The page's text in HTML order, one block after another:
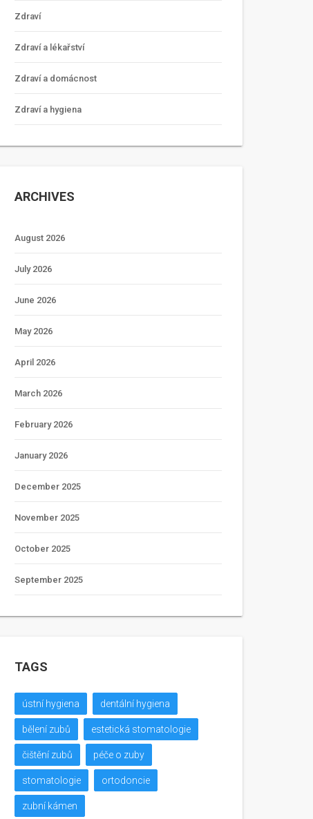
Zdraví
Zdraví a lékařství
Zdraví a domácnost
Zdraví a hygiena
ARCHIVES
August 2026
July 2026
June 2026
May 2026
April 2026
March 2026
February 2026
January 2026
December 2025
November 2025
October 2025
September 2025
TAGS
ústní hygiena dentální hygiena
bělení zubů estetická stomatologie
čištění zubů péče o zuby
stomatologie ortodoncie
zubní kámen